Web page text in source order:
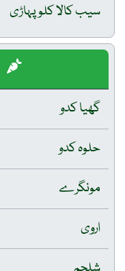
سیب کالا کلو پہاڑی
گھیا کدو
حلوہ کدو
مونگرے
اروی